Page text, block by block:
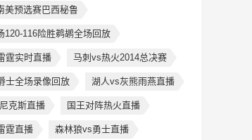
美预选赛巴西秘鲁
120-116险胜鹈鹕全场回放
霆实时直播 马刺vs热火2014总决赛
士全场录像回放 湖人vs灰熊雨燕直播
克斯直播 国王对阵热火直播
霆直播 森林狼vs勇士直播